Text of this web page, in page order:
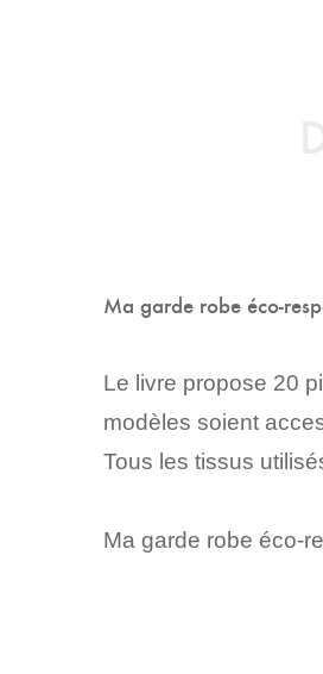
Ma garde robe éco-
Le livre propose 20
modèles soient
Tous les tissus
Ma garde robe éco-